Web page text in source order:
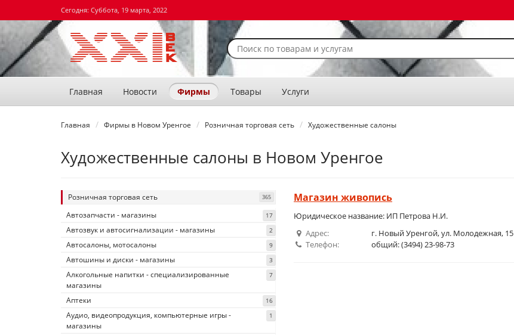
Сегодня: Суббота, 19 марта, 2022
Главная Новости Фирмы Товары Услуги
Главная Фирмы в Новом Уренгое Розничная торговая сеть Художественные салоны
Художественные салоны в Новом Уренгое
Розничная торговая сеть 365
Автозапчасти - магазины 17
Автозвук и автосигнализации - магазины 2
Автосалоны, мотосалоны 9
Автошины и диски - магазины 3
Алкогольные напитки - специализированные
магазины
7
Аптеки 16
Аудио, видеопродукция, компьютерные игры -
магазины
1
Магазин живопись
Юридическое название: ИП Петрова Н.И.
Адрес:
г. Новый Уренгой, ул. Молодежная, 15
Телефон:
общий: (3494) 23-98-73